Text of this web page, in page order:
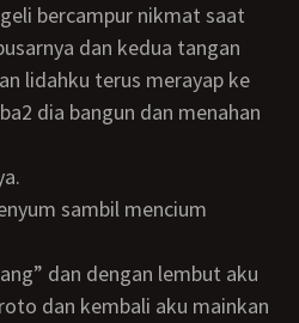
bercampur nikmat saat
dan kedua tangan
lidahku terus merayap ke
dia bangun dan menahan
dan dengan lembut aku
dan kembali aku mainkan